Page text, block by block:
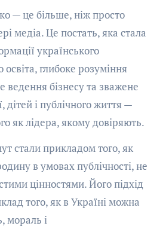
— це більше, ніж просто
медіа. Це постать, яка стала
українського
глибоке розуміння
ведення бізнесу та зважене
дітей і публічного життя —
як лідера, якому довіряють.
стали прикладом того, як
в умовах публічності, не
цінностями. Його підхід
того, як в Україні можна
мораль і